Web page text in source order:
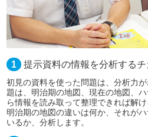
1 提示資料の情報を分析するチ
初見の資料を使った問題は、分析力
題は、明治期の地図、現在の地図、
ら情報を読み取って整理できれば解
明治期の地図の違いは何か、それが
いるか、分析します。